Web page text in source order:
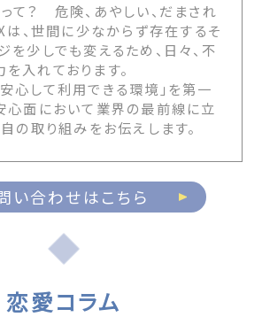
て？ 危険、あやしい、だまされ
、世間に少なからず存在するそ
を少しでも変えるため、日々、不
入れております。
心して利用できる環境」を第一
心面において業界の最前線に立
の取り組みをお伝えします。
い合わせはこちら
恋愛コラム